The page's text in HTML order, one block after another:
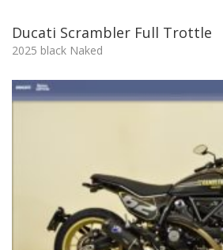
Ducati Scrambler Full Trottle
2025 black Naked